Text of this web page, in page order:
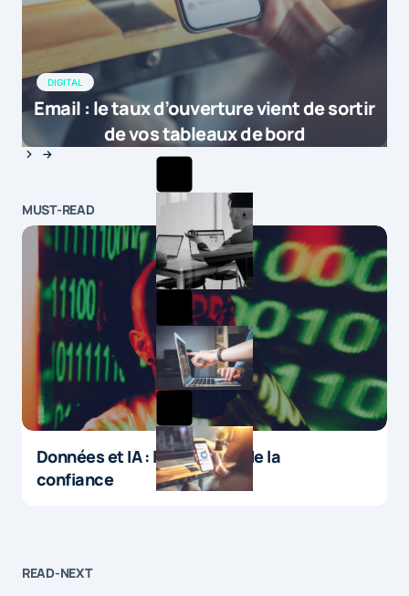
DIGITAL
Email : le taux d’ouverture vient de sortir
de vos tableaux de bord
MUST-READ
Données et IA : le paradoxe de la
confiance
READ-NEXT